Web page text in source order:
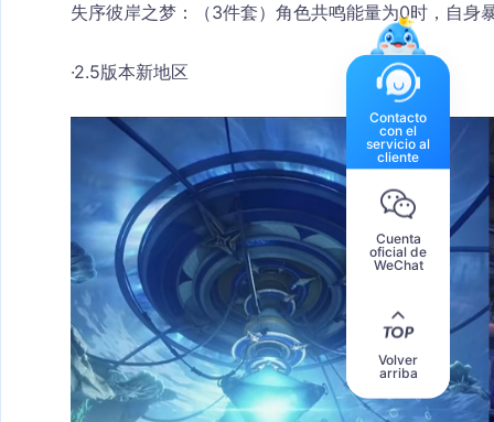
失序彼岸之梦：（3件套）角色共鸣能量为0时，自身
·2.5版本新地区
Contacto
con el
servicio al
cliente
Cuenta
oficial de
WeChat
Volver
arriba